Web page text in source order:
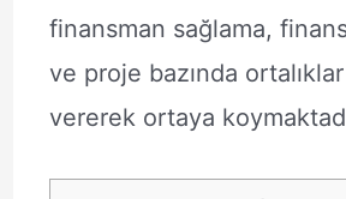
finansman sağlama,
ve proje bazında
vererek ortaya